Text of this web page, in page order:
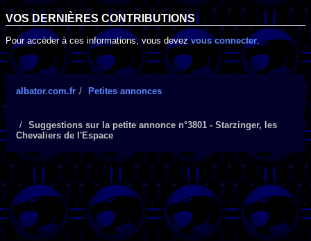
VOS DERNIÈRES CONTRIBUTIONS
Pour accéder à ces informations, vous devezvous connecter
albator.com.fr Petites annonces
Suggestions sur la petite annonce n°3801 - Starzinger, les
Chevaliers de l'Espace